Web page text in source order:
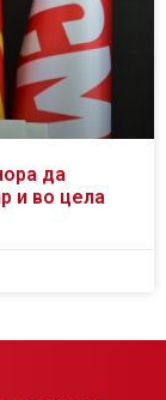
да
и во цела